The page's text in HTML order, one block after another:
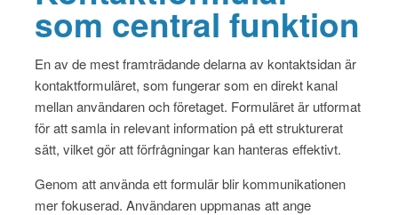
som central funktion
En av de mest framträdande delarna av kontaktsidan är
kontaktformuläret, som fungerar som en direkt kanal
mellan användaren och företaget. Formuläret är utformat
för att samla in relevant information på ett strukturerat
sätt, vilket gör att förfrågningar kan hanteras effektivt.
Genom att använda ett formulär blir kommunikationen
mer fokuserad. Användaren uppmanas att ange